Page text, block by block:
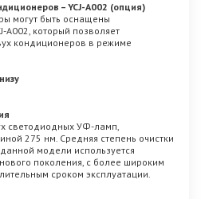
– YCJ-A002 (опция)
могут быть оснащены
A002, который позволяет
кондиционеров в режиме
светодиодных УФ-ламп,
275 нм. Средняя степень очистки
модели используется
поколения, с более широким
сроком эксплуатации.